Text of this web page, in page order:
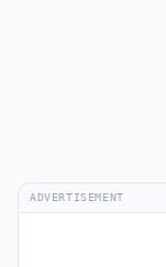
ADVERTISEMENT